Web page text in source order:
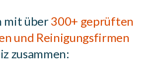
mit über300+ geprüften
und Reinigungsfirmen
zusammen: